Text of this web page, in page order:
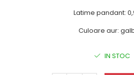
Latime pandant:
Culoare aur:
IN STOC